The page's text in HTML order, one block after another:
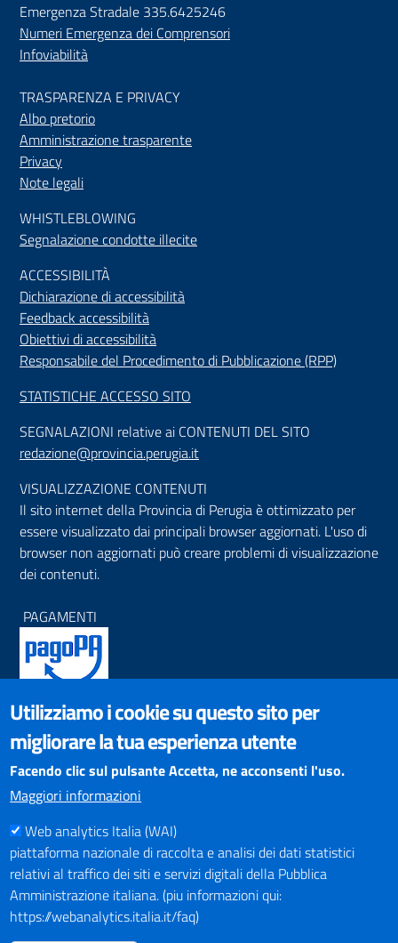
Emergenza Stradale 335.6425246
Numeri Emergenza dei Comprensori
Infoviabilità
TRASPARENZA E PRIVACY
Albo pretorio
Amministrazione trasparente
Privacy
Note legali
WHISTLEBLOWING
Segnalazione condotte illecite
ACCESSIBILITÀ
Dichiarazione di accessibilità
Feedback accessibilità
Obiettivi di accessibilità
Responsabile del Procedimento di Pubblicazione (RPP)
STATISTICHE ACCESSO SITO
SEGNALAZIONI relative ai CONTENUTI DEL SITO
redazione@provincia.perugia.it
VISUALIZZAZIONE CONTENUTI
Il sito internet della Provincia di Perugia è ottimizzato per
essere visualizzato dai principali browser aggiornati. L'uso di
browser non aggiornati può creare problemi di visualizzazione
dei contenuti.
PAGAMENTI
SOCIAL NETWORKS
Pagina Facebook
Profilo Instagram
Canale YouTube
Mappa del Sito
Utilizziamo i cookie su questo sito per
migliorare la tua esperienza utente
Facendo clic sul pulsante Accetta, ne acconsenti l'uso.
Maggiori informazioni
Web analytics Italia (WAI)
piattaforma nazionale di raccolta e analisi dei dati statistici
relativi al traffico dei siti e servizi digitali della Pubblica
Amministrazione italiana. (piu informazioni qui:
https://webanalytics.italia.it/faq)